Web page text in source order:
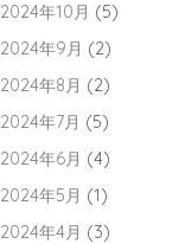
2024年10月 (5)
2024年9月 (2)
2024年8月 (2)
2024年7月 (5)
2024年6月 (4)
2024年5月 (1)
2024年4月 (3)